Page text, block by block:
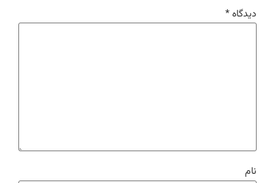
دیدگاه*
نام